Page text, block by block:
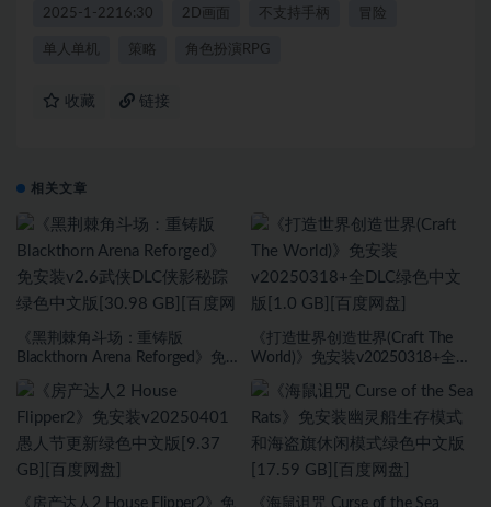
2025-1-2216:30 2D画面 不支持手柄 冒险
单人单机 策略 角色扮演RPG
收藏 链接
相关文章
《黑荆棘角斗场：重铸版
Blackthorn Arena Reforged》免
文版[30.98 GB][百度网盘]
《打造世界创造世界(Craft The
World)》免安装v20250318+全
盘]
《房产达人2 House Flipper2》免
《海鼠诅咒 Curse of the Sea